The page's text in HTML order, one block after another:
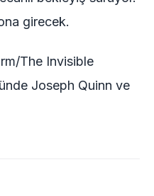
girecek.
The Invisible
Joseph Quinn ve